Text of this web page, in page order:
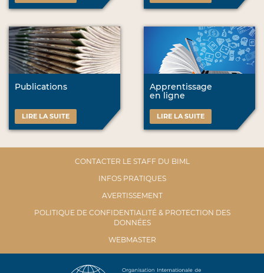
Publications
LIRE LA SUITE
Apprentissage
en ligne
LIRE LA SUITE
CONTACTER LE STAFF DU BIML
INFOS PRATIQUES
AVERTISSEMENT
POLITIQUE DE CONFIDENTIALITÉ & PROTECTION DES
DONNÉES
WEBMASTER